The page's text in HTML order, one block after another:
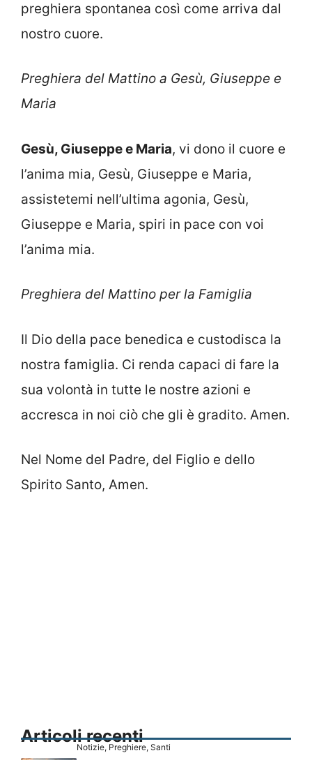
preghiera spontanea così come arriva dal
nostro cuore.
Preghiera del Mattino a Gesù, Giuseppe e
Maria
Gesù, Giuseppe e Maria, vi dono il cuore e
l’anima mia, Gesù, Giuseppe e Maria,
assistetemi nell’ultima agonia, Gesù,
Giuseppe e Maria, spiri in pace con voi
l’anima mia.
Preghiera del Mattino per la Famiglia
Il Dio della pace benedica e custodisca la
nostra famiglia. Ci renda capaci di fare la
sua volontà in tutte le nostre azioni e
accresca in noi ciò che gli è gradito. Amen.
Nel Nome del Padre, del Figlio e dello
Spirito Santo, Amen.
Articoli recenti
Notizie, Preghiere, Santi